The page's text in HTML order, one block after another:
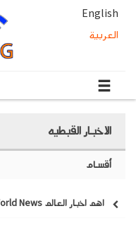
English
العربية
الاخبار القبطيه
أقسام
اهم اخبار العالم World News